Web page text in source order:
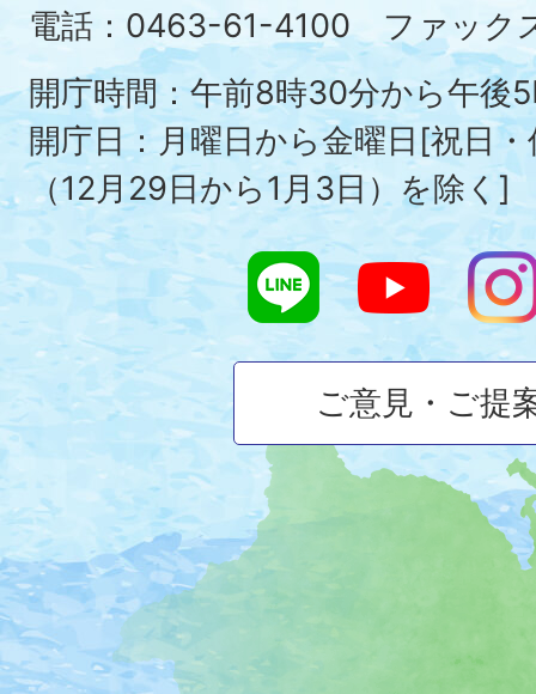
磯
町
の
位
置
電話：0463-61-4100 ファック
開庁時間：午前8時30分から午後
開庁日：月曜日から金曜日[祝日
（12月29日から1月3日）を除く]
ご意見・ご提